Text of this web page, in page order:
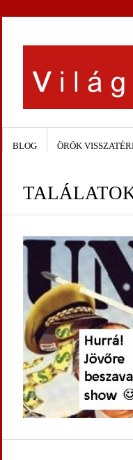
BLOG ÖRÖK